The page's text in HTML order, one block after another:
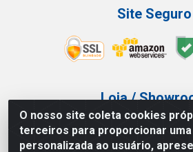
O nosso site coleta cookies
terceiros para proporcionar
personalizada ao usuário,
Site Seguro
Loja /
Tel.: (11) 3227-0546
Av Vautier, 587/597 - Pari -